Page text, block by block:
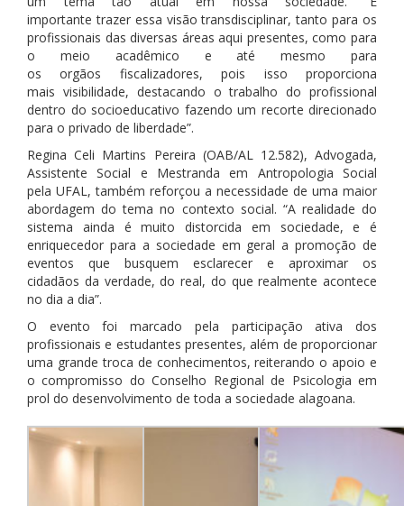
importante trazer essa visão transdisciplinar, tanto para os
profissionais das diversas áreas aqui presentes, como para
o meio acadêmico e até mesmo para
os orgãos fiscalizadores, pois isso proporciona
mais visibilidade, destacando o trabalho do profissional
dentro do socioeducativo fazendo um recorte direcionado
para o privado de liberdade”.
Regina Celi Martins Pereira (OAB/AL 12.582), Advogada,
Assistente Social e Mestranda em Antropologia Social
pela UFAL, também reforçou a necessidade de uma maior
abordagem do tema no contexto social. “A realidade do
sistema ainda é muito distorcida em sociedade, e é
enriquecedor para a sociedade em geral a promoção de
eventos que busquem esclarecer e aproximar os
cidadãos da verdade, do real, do que realmente acontece
no dia a dia”.
O evento foi marcado pela participação ativa dos
profissionais e estudantes presentes, além de proporcionar
uma grande troca de conhecimentos, reiterando o apoio e
o compromisso do Conselho Regional de Psicologia em
prol do desenvolvimento de toda a sociedade alagoana.